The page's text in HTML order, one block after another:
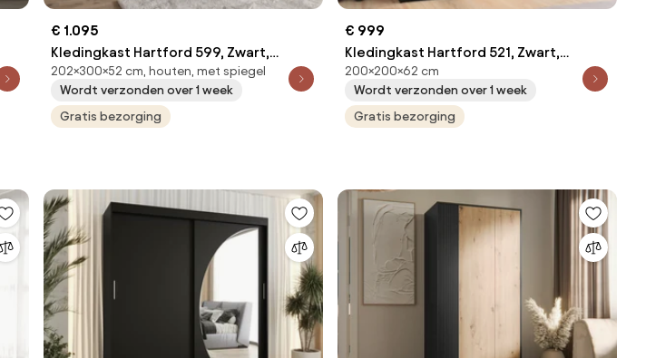
€ 1.095
Kledingkast Hartford 599, Zwart,
202x300x52cm, 203.5 kg, Kledingkast
deuren: Met scharnieren
202×300×52 cm, houten, met spiegel
Wordt verzonden over 1 week
Gratis bezorging
€ 999
Kledingkast Hartford 521, Zwart,
200x200x62cm, 159 kg, Kledingkast
deuren: Schuivend, Aantal planken: 9,
Aantal planken: 9
200×200×62 cm
Wordt verzonden over 1 week
Gratis bezorging